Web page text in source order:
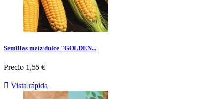
Semillas maíz dulce "GOLDEN...
Precio 1,55 €
 Vista rápida